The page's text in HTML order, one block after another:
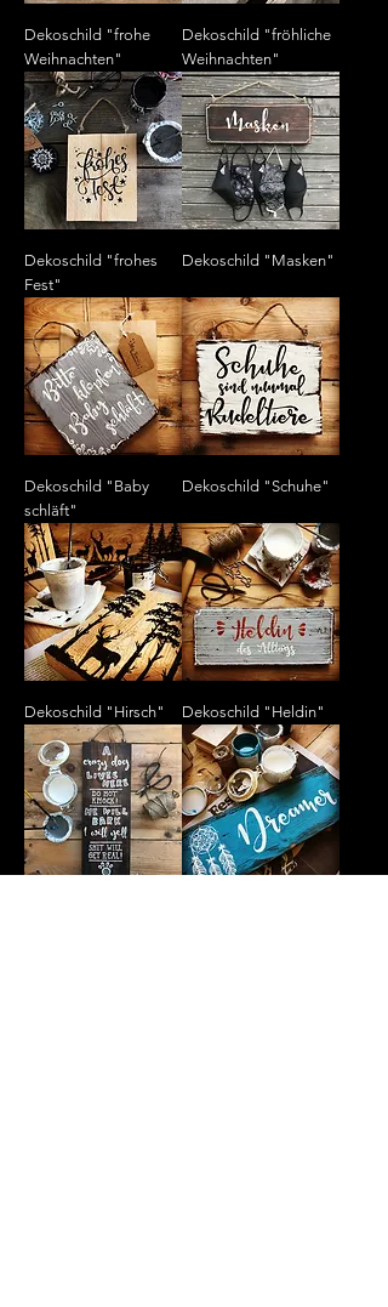
Dekoschild "frohe
Weihnachten"
Dekoschild "fröhliche
Weihnachten"
Dekoschild "frohes
Fest"
Dekoschild "Masken"
Dekoschild "Baby
schläft"
Dekoschild "Schuhe"
Dekoschild "Hirsch" Dekoschild "Heldin"